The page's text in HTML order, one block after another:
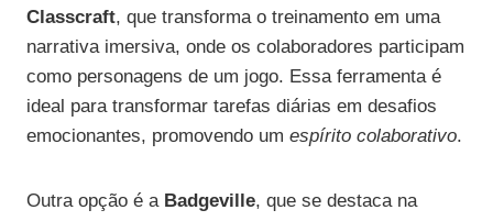
Classcraft, que transforma o treinamento em uma
narrativa imersiva, onde os colaboradores participam
como personagens de um jogo. Essa ferramenta é
ideal para transformar tarefas diárias em desafios
emocionantes, promovendo um espírito colaborativo.
Outra opção é a Badgeville, que se destaca na